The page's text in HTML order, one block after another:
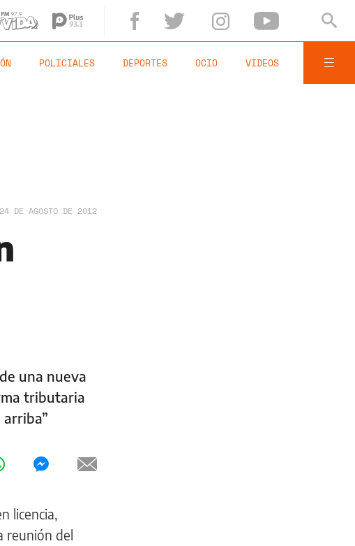
POLICIALES DEPORTES OCIO VIDEOS
24 DE AGOSTO DE 2012
una nueva
tributaria
licencia,
reunión del